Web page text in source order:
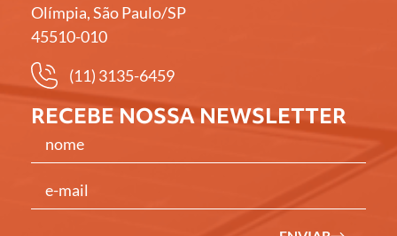
Olímpia, São Paulo/SP
45510-010
(11) 3135-6459
RECEBE NOSSA NEWSLETTER